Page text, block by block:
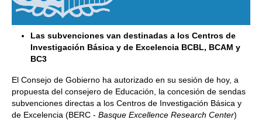
Las subvenciones van destinadas a los Centros de
Investigación Básica y de Excelencia BCBL, BCAM y
BC3
El Consejo de Gobierno ha autorizado en su sesión de hoy, a
propuesta del consejero de Educación, la concesión de sendas
subvenciones directas a los Centros de Investigación Básica y
de Excelencia (BERC - Basque Excellence Research Center)